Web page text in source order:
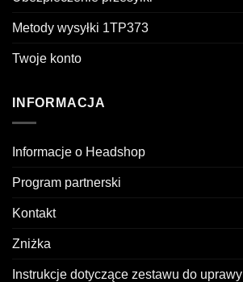
Metody wysyłki 1TP373
Twoje konto
INFORMACJA
Informacje o Headshop
Program partnerski
Kontakt
Zniżka
Instrukcje dotyczące zestawu do uprawy